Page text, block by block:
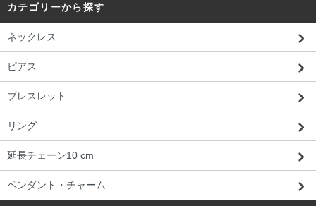
カテゴリーから探す
ネックレス
ピアス
ブレスレット
リング
延長チェーン10 cm
ペンダント・チャーム